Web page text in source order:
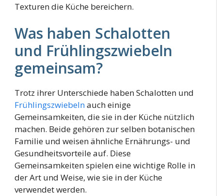
Texturen die Küche bereichern.
Was haben Schalotten
und Frühlingszwiebeln
gemeinsam?
Trotz ihrer Unterschiede haben Schalotten und
Frühlingszwiebelnauch einige
Gemeinsamkeiten, die sie in der Küche nützlich
machen. Beide gehören zur selben botanischen
Familie und weisen ähnliche Ernährungs- und
Gesundheitsvorteile auf. Diese
Gemeinsamkeiten spielen eine wichtige Rolle in
der Art und Weise, wie sie in der Küche
verwendet werden.